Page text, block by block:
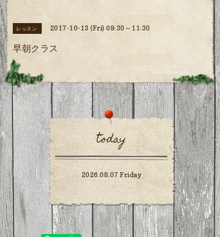
レッスン 2017-10-13 (Fri) 09:30～11:30
早朝クラス
today
2026.08.07 Friday